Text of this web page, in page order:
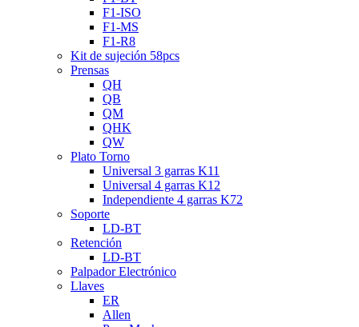
F1-ISO
F1-MS
F1-R8
Kit de sujeción 58pcs
Prensas
QH
QB
QM
QHK
QW
Plato Torno
Universal 3 garras K11
Universal 4 garras K12
Independiente 4 garras K72
Soporte
LD-BT
Retención
LD-BT
Palpador Electrónico
Llaves
ER
Allen